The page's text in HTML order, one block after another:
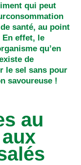
qui peut
santé, au point
effet, le
qu’en
de
le sel sans pour
savoureuse !
au